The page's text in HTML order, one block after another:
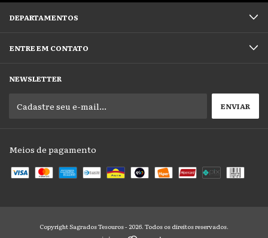
DEPARTAMENTOS
ENTRE EM CONTATO
NEWSLETTER
Meios de pagamento
Copyright Sagrados Tesouros - 2026. Todos os direitos reservados.